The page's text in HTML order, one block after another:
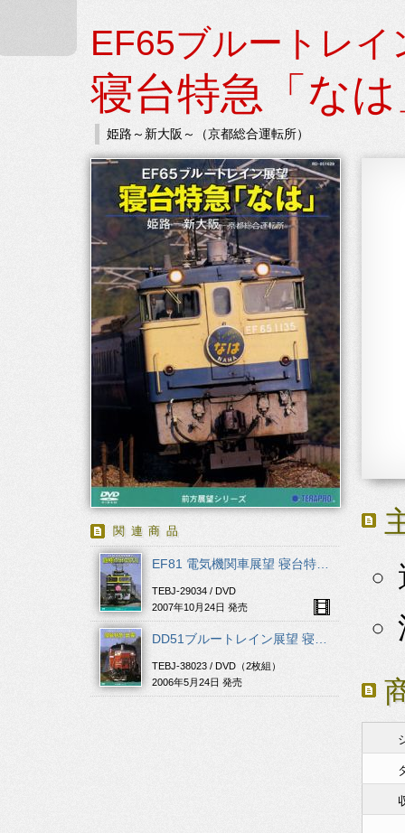
EF65ブルートレイ
寝台特急「な
姫路～新大阪～（京都総合運転所）
関連商品
EF81 電気機関車展望 寝台特急「トワイライトエクスプレス」
TEBJ-29034 / DVD
2007年10月24日 発売
DD51ブルートレイン展望 寝台特急「出雲」
TEBJ-38023 / DVD（2枚組）
2006年5月24日 発売